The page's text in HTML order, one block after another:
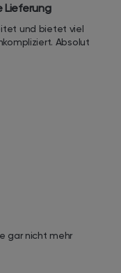
Lieferung
und bietet viel
Absolut
gar nicht mehr